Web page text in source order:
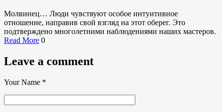
Молвинец… Люди чувствуют особое интуитивное
отношение, направив свой взгляд на этот оберег. Это
подтверждено многолетними наблюдениями наших мастеров.
Read More 0
Leave a comment
Your Name *